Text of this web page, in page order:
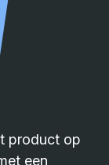
product op
een